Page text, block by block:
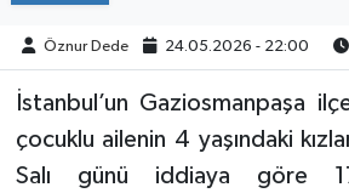
Öznur Dede 24.05.2026 - 22:00
İstanbul’un Gaziosmanpaşa
çocuklu ailenin 4 yaşındaki
Salı günü iddiaya göre